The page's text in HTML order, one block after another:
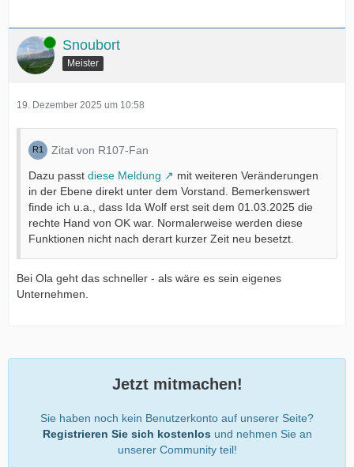
Online Snoubort
Meister
19. Dezember 2025 um 10:58
Zitat von R107-Fan
Dazu passt diese Meldung
mit weiteren Veränderungen
in der Ebene direkt unter dem Vorstand. Bemerkenswert
finde ich u.a., dass Ida Wolf erst seit dem 01.03.2025 die
rechte Hand von OK war. Normalerweise werden diese
Funktionen nicht nach derart kurzer Zeit neu besetzt.
Bei Ola geht das schneller - als wäre es sein eigenes
Unternehmen.
Jetzt mitmachen!
Sie haben noch kein Benutzerkonto auf unserer Seite?
Registrieren Sie sich kostenlos und nehmen Sie an
unserer Community teil!